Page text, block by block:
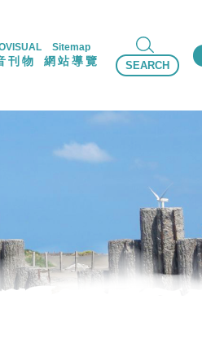
刊物
Sitemap
網站導覽 SEARCH